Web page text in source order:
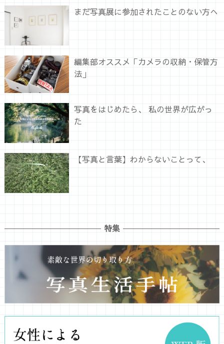
まだ写真展に参加されたことのない方へ
編集部オススメ「カメラの収納・保管方
法」
写真をはじめたら、 私の世界が広がっ
た
【写真と言葉】わからないことって、
特集